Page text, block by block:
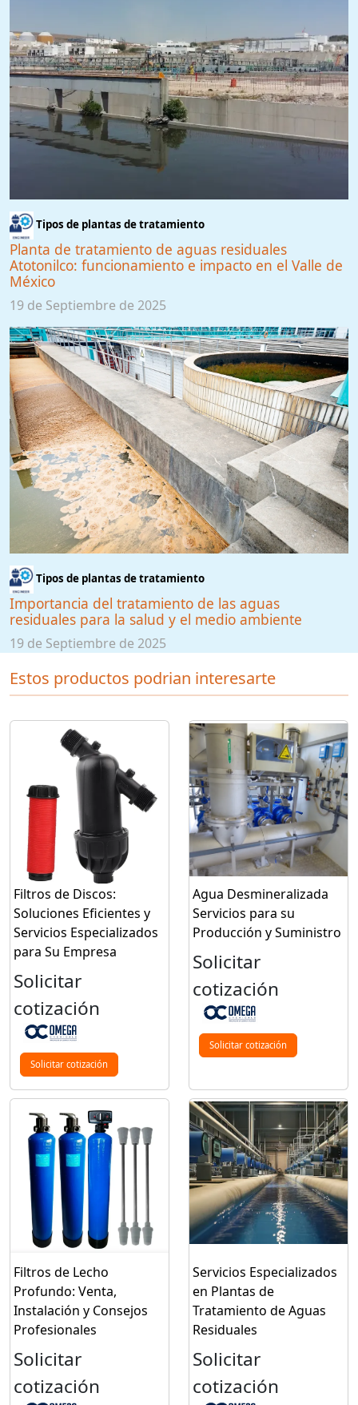
Tipos de plantas de tratamiento
Planta de tratamiento de aguas residuales
Atotonilco: funcionamiento e impacto en el Valle de
México
19 de Septiembre de 2025
Tipos de plantas de tratamiento
Importancia del tratamiento de las aguas
residuales para la salud y el medio ambiente
19 de Septiembre de 2025
Estos productos podrian interesarte
Filtros de Discos:
Soluciones Eficientes y
Servicios Especializados
para Su Empresa
Solicitar
cotización
Solicitar cotización
Agua Desmineralizada
Servicios para su
Producción y Suministro
Solicitar
cotización
Solicitar cotización
Filtros de Lecho
Profundo: Venta,
Instalación y Consejos
Profesionales
Solicitar
cotización
Servicios Especializados
en Plantas de
Tratamiento de Aguas
Residuales
Solicitar
cotización